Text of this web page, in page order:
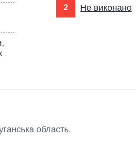
область.
2 Не виконано